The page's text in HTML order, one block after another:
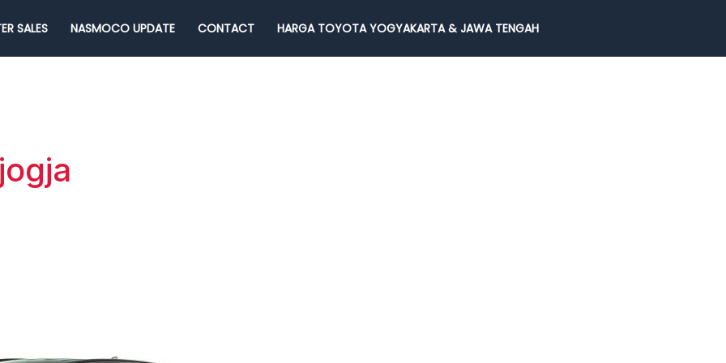
SALES NASMOCO UPDATE CONTACT HARGA TOYOTA YOGYAKARTA & JAWA TENGAH